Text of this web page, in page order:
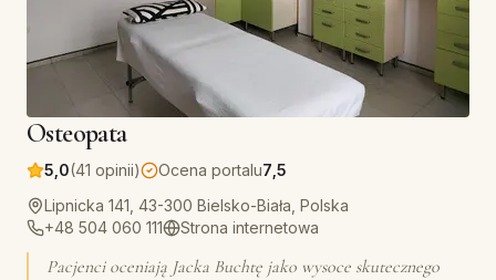
Osteopata
5,0(41 opinii) Ocena portalu7,5
Lipnicka 141, 43-300 Bielsko-Biała, Polska
+48 504 060 111
Strona internetowa
Pacjenci oceniają Jacka Buchtę jako wysoce skutecznego